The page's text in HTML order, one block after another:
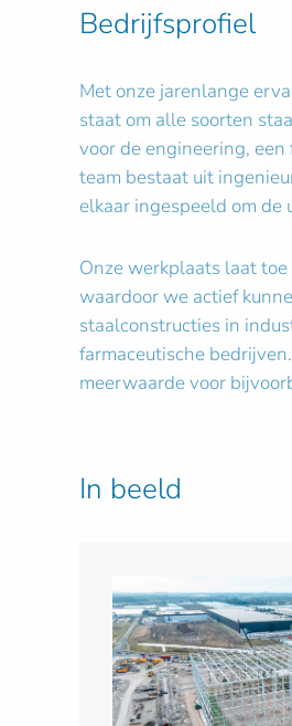
Bedrijfsprofiel
Met onze jarenlange
staat om alle soorten
voor de engineering,
team bestaat uit
elkaar ingespeeld om
Onze werkplaats laat
waardoor we actief
staalconstructies in
farmaceutische
meerwaarde voor
In beeld